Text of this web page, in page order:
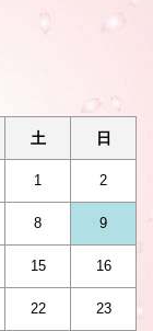
土 日
1 2
8 9
15 16
22 23